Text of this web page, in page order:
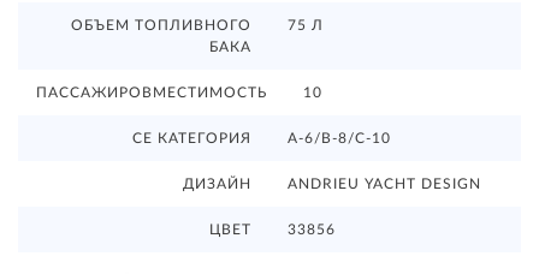
ОБЪЕМ ТОПЛИВНОГО
БАКА
75 Л
ПАССАЖИРОВМЕСТИМОСТЬ 10
CE КАТЕГОРИЯ A-6/B-8/C-10
ДИЗАЙН ANDRIEU YACHT DESIGN
ЦВЕТ 33856